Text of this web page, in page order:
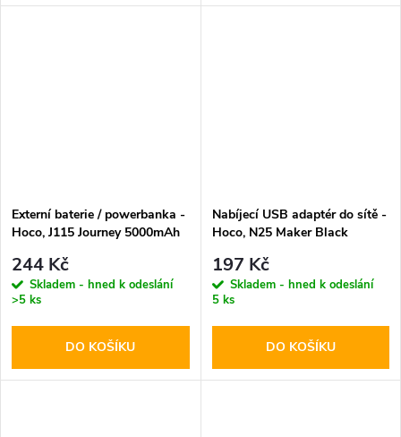
Externí baterie / powerbanka -
Hoco, J115 Journey 5000mAh
244 Kč
Skladem - hned k odeslání
>5 ks
DO KOŠÍKU
Nabíjecí USB adaptér do sítě -
Hoco, N25 Maker Black
197 Kč
Skladem - hned k odeslání
5 ks
DO KOŠÍKU